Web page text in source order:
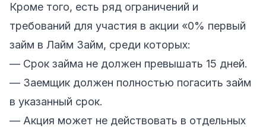
Кроме того, есть ряд ограничений и
требований для участия в акции «0% первый
займ в Лайм Займ, среди которых:
— Срок займа не должен превышать 15 дней.
— Заемщик должен полностью погасить займ
в указанный срок.
— Акция может не действовать в отдельных